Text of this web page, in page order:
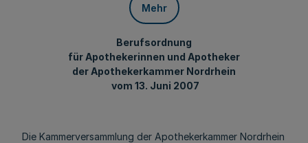
Mehr
Berufsordnung
für Apothekerinnen und Apotheker
der Apothekerkammer Nordrhein
vom 13. Juni 2007
Die Kammerversammlung der Apothekerkammer Nordrhein